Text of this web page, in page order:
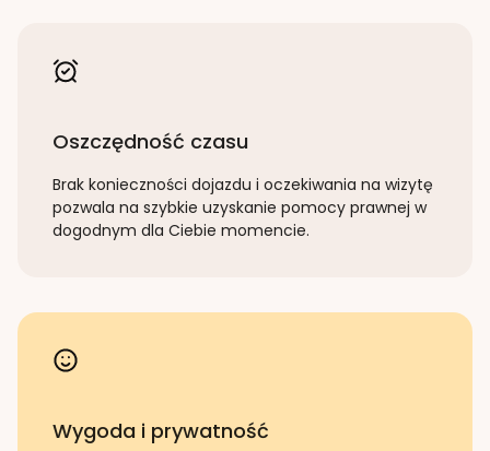
Oszczędność czasu
Brak konieczności dojazdu i oczekiwania na wizytę
pozwala na szybkie uzyskanie pomocy prawnej w
dogodnym dla Ciebie momencie.
Wygoda i prywatność